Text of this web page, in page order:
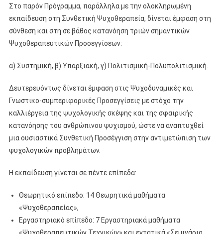
Στο παρόν Πρόγραμμα, παράλληλα με την ολοκληρωμένη
εκπαίδευση στη Συνθετική Ψυχοθεραπεία, δίνεται έμφαση στη
σύνθεση και στη σε βάθος κατανόηση τριών σημαντικών
Ψυχοθεραπευτικών Προσεγγίσεων:
α) Συστημική, β) Υπαρξιακή, γ) Πολιτισμική-Πολυπολιτισμική.
Δευτερευόντως δίνεται έμφαση στις Ψυχοδυναμικές και
Γνωστικο-συμπεριφορικές Προσεγγίσεις με στόχο την
καλλιέργεια της ψυχολογικής σκέψης και της σφαιρικής
κατανόησης του ανθρώπινου ψυχισμού, ώστε να αναπτυχθεί
μια ουσιαστικά Συνθετική Προσέγγιση στην αντιμετώπιση των
ψυχολογικών προβλημάτων.
H εκπαίδευση γίνεται σε πέντε επίπεδα:
Θεωρητικό επίπεδο: 14 Θεωρητικά μαθήματα
«Ψυχοθεραπείας»,
Εργαστηριακό επίπεδο: 7 Εργαστηριακά μαθήματα